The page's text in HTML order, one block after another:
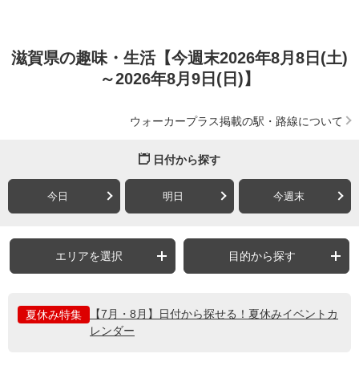
滋賀県の趣味・生活【今週末2026年8月8日(土)
～2026年8月9日(日)】
ウォーカープラス掲載の駅・路線について
日付から探す
今日 明日 今週末
エリアを選択 目的から探す
夏休み特集
【7月・8月】日付から探せる！夏休みイベントカ
レンダー